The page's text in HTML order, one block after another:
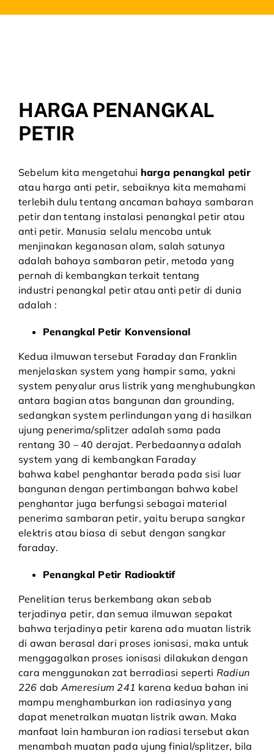
HARGA PENANGKAL
PETIR
Sebelum kita mengetahui harga penangkal petir
atau harga anti petir, sebaiknya kita memahami
terlebih dulu tentang ancaman bahaya sambaran
petir dan tentang instalasi penangkal petir atau
anti petir. Manusia selalu mencoba untuk
menjinakan keganasan alam, salah satunya
adalah bahaya sambaran petir, metoda yang
pernah di kembangkan terkait tentang
industri penangkal petir atau anti petir di dunia
adalah :
Penangkal Petir Konvensional
Kedua ilmuwan tersebut Faraday dan Franklin
menjelaskan system yang hampir sama, yakni
system penyalur arus listrik yang menghubungkan
antara bagian atas bangunan dan grounding,
sedangkan system perlindungan yang di hasilkan
ujung penerima/splitzer adalah sama pada
rentang 30 – 40 derajat. Perbedaannya adalah
system yang di kembangkan Faraday
bahwa kabel penghantar berada pada sisi luar
bangunan dengan pertimbangan bahwa kabel
penghantar juga berfungsi sebagai material
penerima sambaran petir, yaitu berupa sangkar
elektris atau biasa di sebut dengan sangkar
faraday.
Penangkal Petir Radioaktif
Penelitian terus berkembang akan sebab
terjadinya petir, dan semua ilmuwan sepakat
bahwa terjadinya petir karena ada muatan listrik
di awan berasal dari proses ionisasi, maka untuk
menggagalkan proses ionisasi dilakukan dengan
cara menggunakan zat berradiasi seperti Radiun
226 dabAmeresium 241 karena kedua bahan ini
mampu menghamburkan ion radiasinya yang
dapat menetralkan muatan listrik awan. Maka
manfaat lain hamburan ion radiasi tersebut akan
menambah muatan pada ujung finial/splitzer, bila